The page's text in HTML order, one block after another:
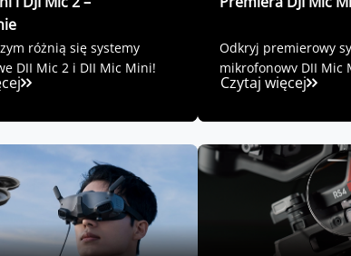
różnią się systemy
DJI Mic 2 i DJI Mic Mini!
Odkryj premierowy
mikrofonowy DJI Mic
Czytaj więcej